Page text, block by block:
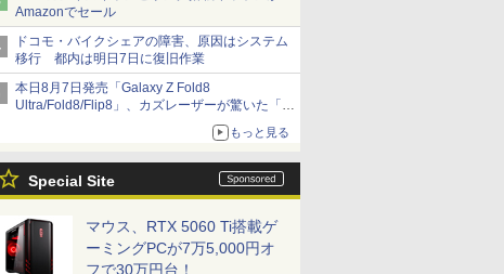
Amazonでセール
ドコモ・バイクシェアの障害、原因はシステム
移行 都内は明日7日に復旧作業
本日8月7日発売「Galaxy Z Fold8
Ultra/Fold8/Flip8」、カズレーザーが驚いた「そ
もっと見る
Special Site
マウス、RTX 5060 Ti搭載ゲ
ーミングPCが7万5,000円オ
フで30万円台！